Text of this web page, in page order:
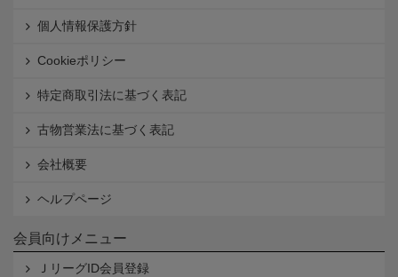
個人情報保護方針
Cookieポリシー
特定商取引法に基づく表記
古物営業法に基づく表記
会社概要
ヘルプページ
会員向けメニュー
ＪリーグID会員登録